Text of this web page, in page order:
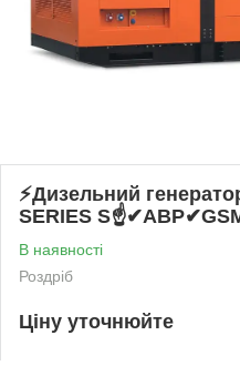
⚡️Дизельний
SERIES
В наявності
Роздріб
Ціну уточнюйте